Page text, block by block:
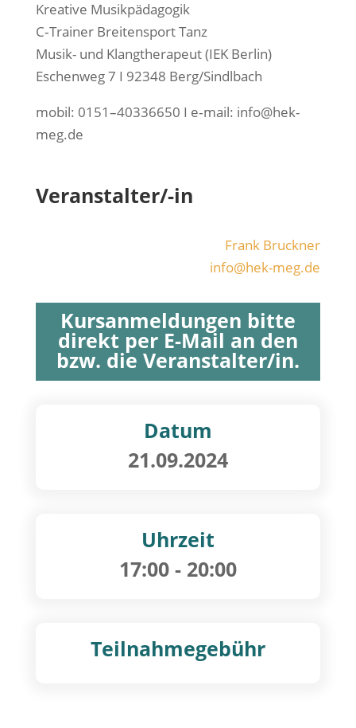
Krea­ti­ve Musikpädagogik
C‑Trainer Brei­ten­sport Tanz
Musik- und Klang­the­ra­peut (IEK Berlin)
Eschen­weg 7 I 92348 Berg/Sindlbach
mobil: 0151–40336650 I e‑mail: info@hek-
meg.de
Veranstalter/-in
Frank Bruck­ner
info@hek-meg.de
Kursanmeldungen bitte
direkt per E-Mail an den
bzw. die Veranstalter/in.
Datum
21.09.2024
Uhrzeit
17:00- 20:00
Teilnahmegebühr